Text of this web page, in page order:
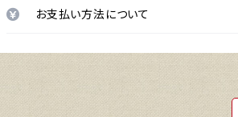
お支払い方法について